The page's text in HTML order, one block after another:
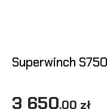
Superwinch
3 650,00 zł